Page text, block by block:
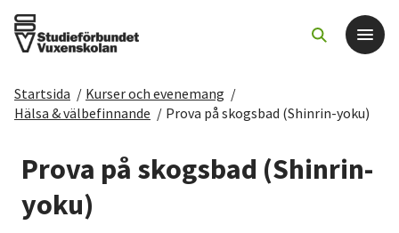
Det här gör vi
För dig som
Sök kurser och evenemang
Startsida / Kurser och evenemang /
Hälsa & välbefinnande / Prova på skogsbad (Shinrin-yoku)
Prova på skogsbad (Shinrin-
yoku)